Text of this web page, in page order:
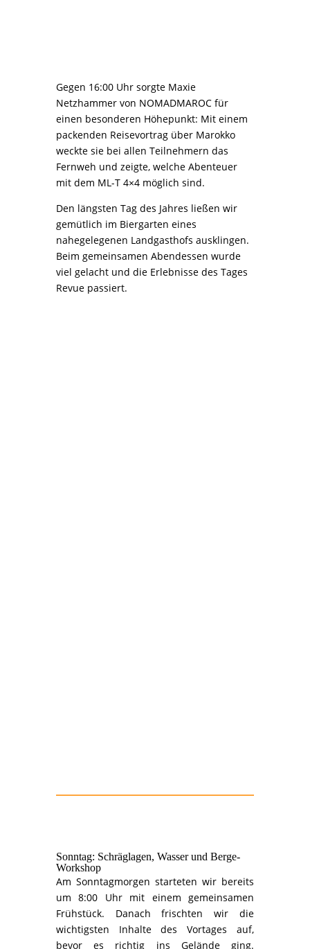
Gegen 16:00 Uhr sorgte Maxie
Netzhammer von NOMADMAROC für
einen besonderen Höhepunkt: Mit einem
packenden Reisevortrag über Marokko
weckte sie bei allen Teilnehmern das
Fernweh und zeigte, welche Abenteuer
mit dem ML-T 4×4 möglich sind.
Den längsten Tag des Jahres ließen wir
gemütlich im Biergarten eines
nahegelegenen Landgasthofs ausklingen.
Beim gemeinsamen Abendessen wurde
viel gelacht und die Erlebnisse des Tages
Revue passiert.
Sonntag: Schräglagen, Wasser und Berge-
Workshop
Am Sonntagmorgen starteten wir bereits
um 8:00 Uhr mit einem gemeinsamen
Frühstück. Danach frischten wir die
wichtigsten Inhalte des Vortages auf,
bevor es richtig ins Gelände ging.